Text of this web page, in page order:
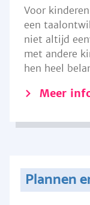
Voor
een
niet altijd
met andere
hen heel
Meer
Plannen